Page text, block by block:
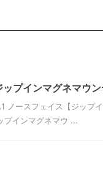
プインマグネマウン
ースフェイス【ジップイ
プインマグネマウ ...